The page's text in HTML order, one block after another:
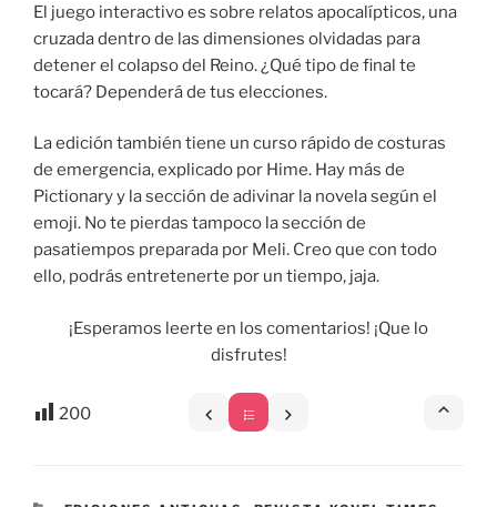
El juego interactivo es sobre relatos apocalípticos, una
cruzada dentro de las dimensiones olvidadas para
detener el colapso del Reino. ¿Qué tipo de final te
tocará? Dependerá de tus elecciones.
La edición también tiene un curso rápido de costuras
de emergencia, explicado por Hime. Hay más de
Pictionary y la sección de adivinar la novela según el
emoji. No te pierdas tampoco la sección de
pasatiempos preparada por Meli. Creo que con todo
ello, podrás entretenerte por un tiempo, jaja.
¡Esperamos leerte en los comentarios! ¡Que lo
disfrutes!
200